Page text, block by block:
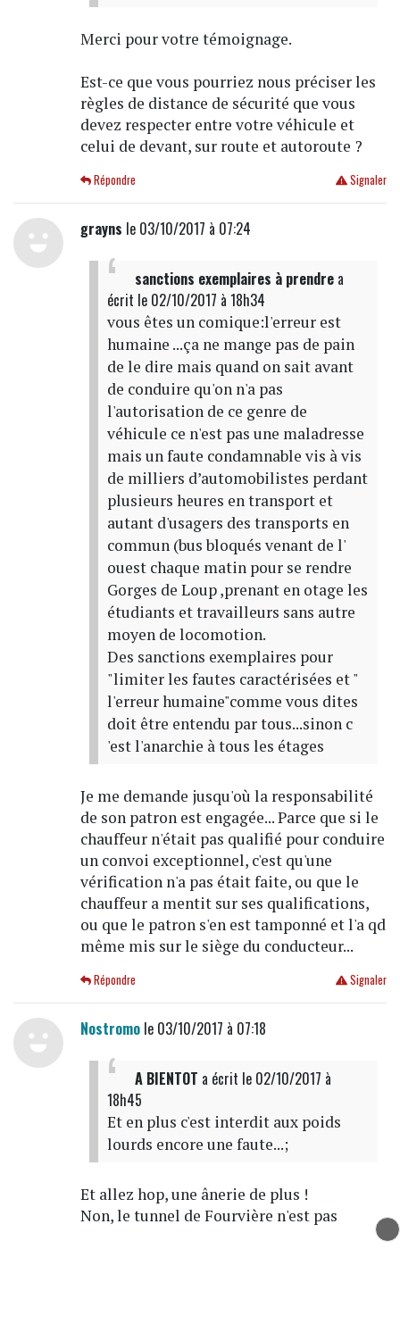
Merci pour votre témoignage.
Est-ce que vous pourriez nous préciser les
règles de distance de sécurité que vous
devez respecter entre votre véhicule et
celui de devant, sur route et autoroute ?
Signaler
Répondre
grayns le 03/10/2017 à 07:24
sanctions exemplaires à prendrea
écrit le 02/10/2017 à 18h34
vous êtes un comique:l'erreur est
humaine ...ça ne mange pas de pain
de le dire mais quand on sait avant
de conduire qu'on n'a pas
l'autorisation de ce genre de
véhicule ce n'est pas une maladresse
mais un faute condamnable vis à vis
de milliers d’automobilistes perdant
plusieurs heures en transport et
autant d'usagers des transports en
commun (bus bloqués venant de l'
ouest chaque matin pour se rendre
Gorges de Loup ,prenant en otage les
étudiants et travailleurs sans autre
moyen de locomotion.
Des sanctions exemplaires pour
"limiter les fautes caractérisées et "
l'erreur humaine"comme vous dites
doit être entendu par tous...sinon c
'est l'anarchie à tous les étages
Je me demande jusqu'où la responsabilité
de son patron est engagée... Parce que si le
chauffeur n'était pas qualifié pour conduire
un convoi exceptionnel, c'est qu'une
vérification n'a pas était faite, ou que le
chauffeur a mentit sur ses qualifications,
ou que le patron s'en est tamponné et l'a qd
même mis sur le siège du conducteur...
Signaler
Répondre
Nostromole 03/10/2017 à 07:18
A BIENTOT a écrit le 02/10/2017 à
18h45
Et en plus c'est interdit aux poids
lourds encore une faute...;
Et allez hop, une ânerie de plus !
Non, le tunnel de Fourvière n'est pas